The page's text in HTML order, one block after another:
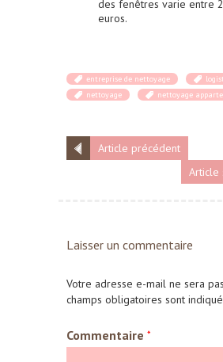
des fenêtres varie entre
euros.
entreprise de nettoyage
nettoyage
nettoyage
Article précédent
Article
Laisser un commentaire
Votre adresse e-mail ne sera
champs obligatoires sont
Commentaire *